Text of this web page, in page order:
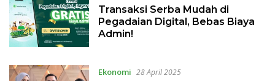
Transaksi Serba Mudah di
Pegadaian Digital, Bebas Biaya
Admin!
Ekonomi 28 April 2025